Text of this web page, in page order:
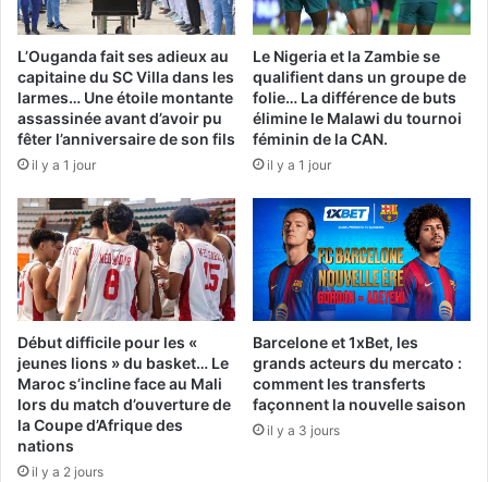
L’Ouganda fait ses adieux au
capitaine du SC Villa dans les
larmes… Une étoile montante
assassinée avant d’avoir pu
fêter l’anniversaire de son fils
il y a 1 jour
Le Nigeria et la Zambie se
qualifient dans un groupe de
folie… La différence de buts
élimine le Malawi du tournoi
féminin de la CAN.
il y a 1 jour
Début difficile pour les «
jeunes lions » du basket… Le
Maroc s’incline face au Mali
lors du match d’ouverture de
la Coupe d’Afrique des
nations
il y a 2 jours
Barcelone et 1xBet, les
grands acteurs du mercato :
comment les transferts
façonnent la nouvelle saison
il y a 3 jours